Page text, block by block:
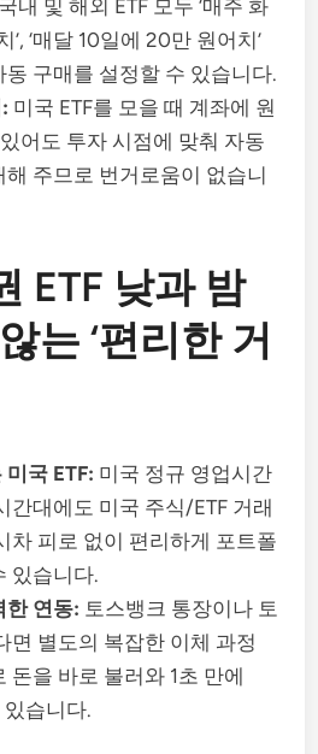
국내 및 해외 ETF 모두 ‘매주 화
’, ‘매달 10일에 20만 원어치’
구매를 설정할 수 있습니다.
미국 ETF를 모을 때 계좌에 원
어도 투자 시점에 맞춰 자동
해 주므로 번거로움이 없습니
ETF 낮과 밤
는 ‘편리한 거
국 ETF: 미국 정규 영업시간
간대에도 미국 주식/ETF 거래
차 피로 없이 편리하게 포트폴
있습니다.
한 연동: 토스뱅크 통장이나 토
면 별도의 복잡한 이체 과정
돈을 바로 불러와 1초 만에
있습니다.